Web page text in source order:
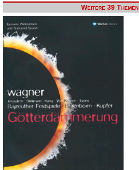
Weitere 39 Themen